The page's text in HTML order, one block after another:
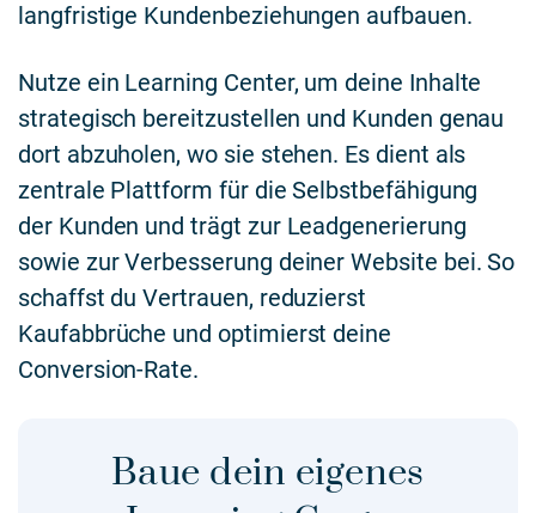
langfristige Kundenbeziehungen aufbauen.
Nutze ein Learning Center, um deine Inhalte
strategisch bereitzustellen und Kunden genau
dort abzuholen, wo sie stehen. Es dient als
zentrale Plattform für die Selbstbefähigung
der Kunden und trägt zur Leadgenerierung
sowie zur Verbesserung deiner Website bei. So
schaffst du Vertrauen, reduzierst
Kaufabbrüche und optimierst deine
Conversion-Rate.
Baue dein eigenes